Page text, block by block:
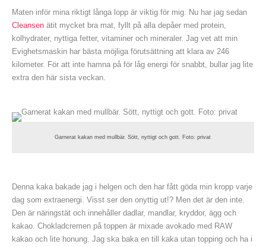
Maten inför mina riktigt långa lopp är viktig för mig. Nu har jag sedan
Cleansenätit mycket bra mat, fyllt på alla depåer med protein,
kolhydrater, nyttiga fetter, vitaminer och mineraler. Jag vet att min
Evighetsmaskin har bästa möjliga förutsättning att klara av 246
kilometer. För att inte hamna på för låg energi för snabbt, bullar jag lite
extra den här sista veckan.
Garnerat kakan med mullbär. Sött, nyttigt och gott. Foto: privat
Denna kaka bakade jag i helgen och den har fått göda min kropp varje
dag som extraenergi. Visst ser den onyttig ut!? Men det är den inte.
Den är näringstät och innehåller dadlar, mandlar, kryddor, ägg och
kakao. Chokladcremen på toppen är mixade avokado med RAW
kakao och lite honung. Jag ska baka en till kaka utan topping och ha i